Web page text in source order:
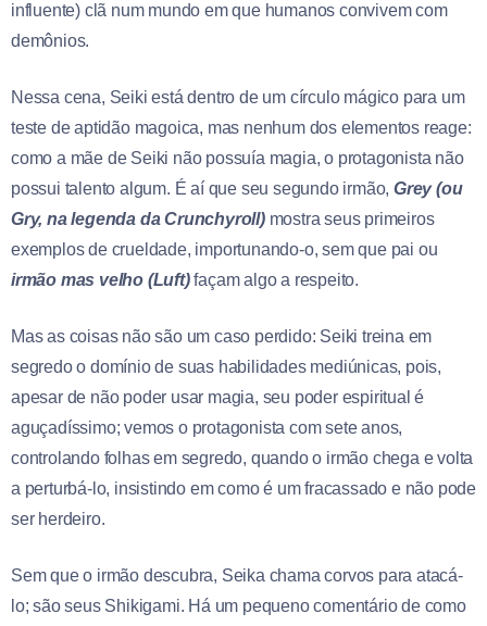
influente) clã num mundo em que humanos convivem com
demônios.
Nessa cena, Seiki está dentro de um círculo mágico para um
teste de aptidão magoica, mas nenhum dos elementos reage:
como a mãe de Seiki não possuía magia, o protagonista não
possui talento algum. É aí que seu segundo irmão, Grey (ou
Gry, na legenda da Crunchyroll)mostra seus primeiros
exemplos de crueldade, importunando-o, sem que pai ou
irmão mas velho (Luft)façam algo a respeito.
Mas as coisas não são um caso perdido: Seiki treina em
segredo o domínio de suas habilidades mediúnicas, pois,
apesar de não poder usar magia, seu poder espiritual é
aguçadíssimo; vemos o protagonista com sete anos,
controlando folhas em segredo, quando o irmão chega e volta
a perturbá-lo, insistindo em como é um fracassado e não pode
ser herdeiro.
Sem que o irmão descubra, Seika chama corvos para atacá-
lo; são seus Shikigami. Há um pequeno comentário de como